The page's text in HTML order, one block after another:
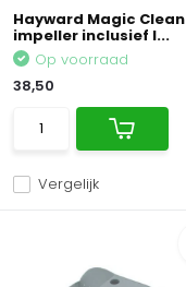
Hayward Magic Clean
impeller inclusief l...
Vergelijk
Op voorraad
38,50